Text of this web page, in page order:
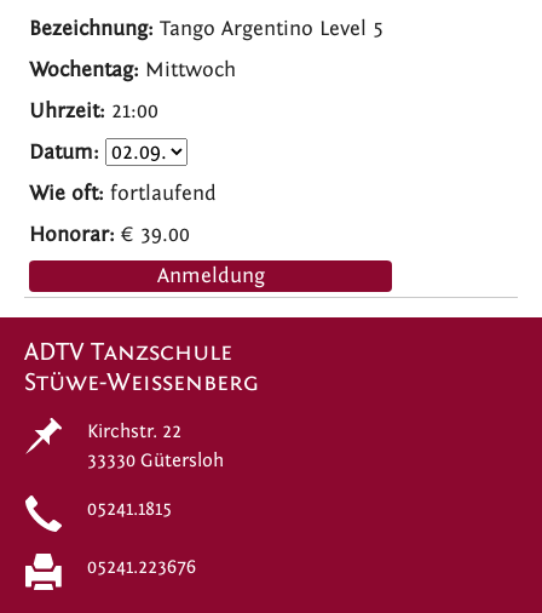
Tango Argentino Level 5
Mittwoch
21:00
fortlaufend
€ 39.00
Anmeldung
ADTV Tanzschule
Stüwe-Weissenberg
Kirchstr. 22
33330 Gütersloh
05241.1815
05241.223676